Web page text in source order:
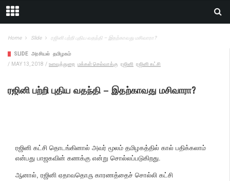
Home Slide ரஜினி பற்றி புதிய வதந்தி – இதற்காவது மசிவாரா?
SLIDE அரசியல் தமிழகம்
/ MAY 13, 2018 / உளவுத்துறை மக்கள் செல்வாக்கு ரஜினி ரஜினி கட்சி
ரஜினி பற்றி புதிய வதந்தி – இதற்காவது மசிவாரா?
ரஜினி கட்சி தொடங்கினால் அவர் மூலம் தமிழகத்தில் கால் பதிக்கலாம்
என்பது பாஜகவின் கணக்கு என்று சொல்லப்படுகிறது.
ஆனால், ரஜினி ஏதாவதொரு காரணத்தைச் சொல்லி கட்சி